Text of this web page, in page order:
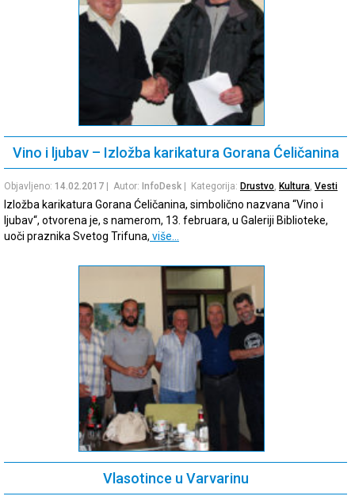
Vino i ljubav – Izložba karikatura Gorana Ćeličanina
Objavljeno: 14.02.2017 | Autor: InfoDesk | Kategorija: Drustvo Kultura Vesti
Izložba karikatura Gorana Ćeličanina, simbolično nazvana “Vino i
ljubav“, otvorena je, s namerom, 13. februara, u Galeriji Biblioteke,
uoči praznika Svetog Trifuna, više…
Vlasotince u Varvarinu